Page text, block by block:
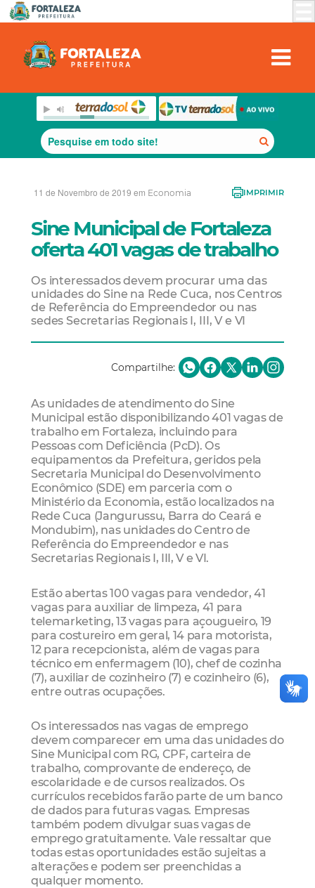
11 de Novembro de 2019 em Economia IMPRIMIR
Sine Municipal de Fortaleza
oferta 401 vagas de trabalho
Os interessados devem procurar uma das
unidades do Sine na Rede Cuca, nos Centros
de Referência do Empreendedor ou nas
sedes Secretarias Regionais I, III, V e VI
Compartilhe:
As unidades de atendimento do Sine
Municipal estão disponibilizando 401 vagas de
trabalho em Fortaleza, incluindo para
Pessoas com Deficiência (PcD). Os
equipamentos da Prefeitura, geridos pela
Secretaria Municipal do Desenvolvimento
Econômico (SDE) em parceria com o
Ministério da Economia, estão localizados na
Rede Cuca (Jangurussu, Barra do Ceará e
Mondubim), nas unidades do Centro de
Referência do Empreendedor e nas
Secretarias Regionais I, III, V e VI.
Estão abertas 100 vagas para vendedor, 41
vagas para auxiliar de limpeza, 41 para
telemarketing, 13 vagas para açougueiro, 19
para costureiro em geral, 14 para motorista,
12 para recepcionista, além de vagas para
técnico em enfermagem (10), chef de cozinha
(7), auxiliar de cozinheiro (7) e cozinheiro (6),
entre outras ocupações.
Os interessados nas vagas de emprego
devem comparecer em uma das unidades do
Sine Municipal com RG, CPF, carteira de
trabalho, comprovante de endereço, de
escolaridade e de cursos realizados. Os
currículos recebidos farão parte de um banco
de dados para futuras vagas. Empresas
também podem divulgar suas vagas de
emprego gratuitamente. Vale ressaltar que
todas estas oportunidades estão sujeitas a
alterações e podem ser preenchidas a
qualquer momento.